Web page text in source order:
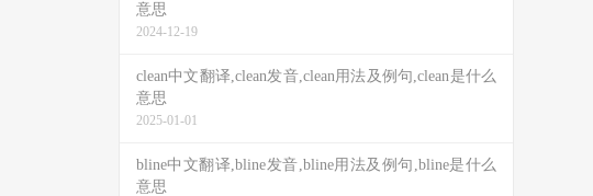
意思
2024-12-19
clean中文翻译,clean发音,clean用法及例句,clean是什么
意思
2025-01-01
bline中文翻译,bline发音,bline用法及例句,bline是什么
意思